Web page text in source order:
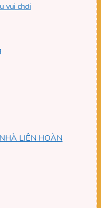
vui chơi
LIÊN HOÀN